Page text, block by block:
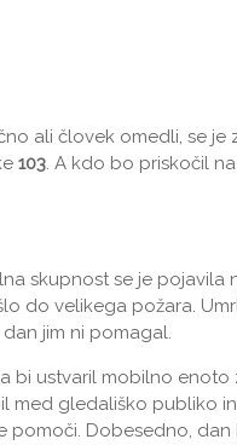
ali človek omedli, se
103. A kdo bo priskočil
skupnost se je pojavila
do velikega požara.
jim ni pomagal.
bi ustvaril mobilno enoto
med gledališko publiko
Dobesedno,